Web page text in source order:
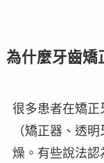
為什麼牙齒矯
很多患者在矯正
（矯正器、透
燥 。有些說法